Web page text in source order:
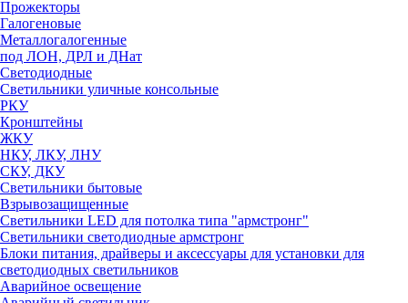
Прожекторы
Галогеновые
Металлогалогенные
под ЛОН, ДРЛ и ДНат
Светодиодные
Светильники уличные консольные
РКУ
Кронштейны
ЖКУ
НКУ, ЛКУ, ЛНУ
СКУ, ДКУ
Светильники бытовые
Взрывозащищенные
Светильники LED для потолка типа "армстронг"
Светильники светодиодные армстронг
Блоки питания, драйверы и аксессуары для установки для
светодиодных светильников
Аварийное освещение